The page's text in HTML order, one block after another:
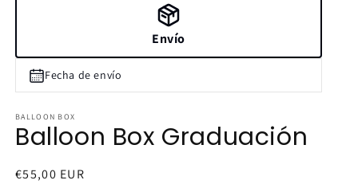
Envío
Fecha de envío
BALLOON BOX
Balloon Box Graduación
Precio
€55,00 EUR